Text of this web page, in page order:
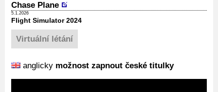
Chase Plane
5.1.2026
Flight Simulator 2024
Virtuální létání
anglicky možnost zapnout české titulky